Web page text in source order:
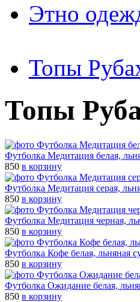
Этно
Топы
Топы
Футболка Медитация белая,
850 в корзину
Футболка Медитация серая,
850 в корзину
Футболка Медитация черная,
850 в корзину
Футболка Кофе белая, льняная
850 в корзину
Футболка Ожидание белая,
850 в корзину